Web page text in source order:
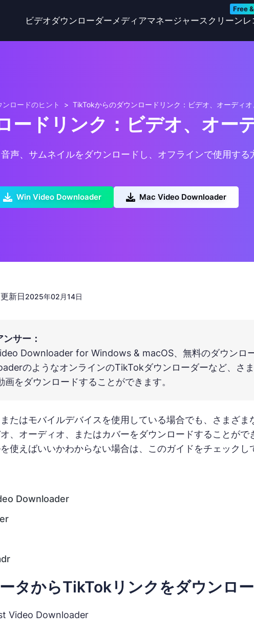
ビデオダウンローダー メディアマネージャー スクリーン
Free
ンロードのヒント > TikTokからのダウンロードリンク：ビデオ、オーディ
ードリンク：ビデオ、オー
声、サムネイルをダウンロードし、オフラインで使用する
Win Video Downloader Mac Video Downloader
更新日2025年02月14日
サー：
Downloader for Windows & macOS、無料のダウンロ
のようなオンラインのTikTokダウンローダーなど、さ
画をダウンロードすることができます。
たはモバイルデバイスを使用している場合でも、さまざ
、オーディオ、またはカバーをダウンロードすることが
使えばいいかわからない場合は、このガイドをチェックし
Downloader
タからTikTokリンクをダウンロ
Video Downloader